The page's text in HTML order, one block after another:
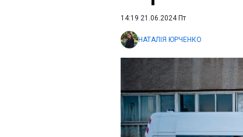
14:19 21.06.2024 Пт
НАТАЛІЯ ЮРЧЕНКО